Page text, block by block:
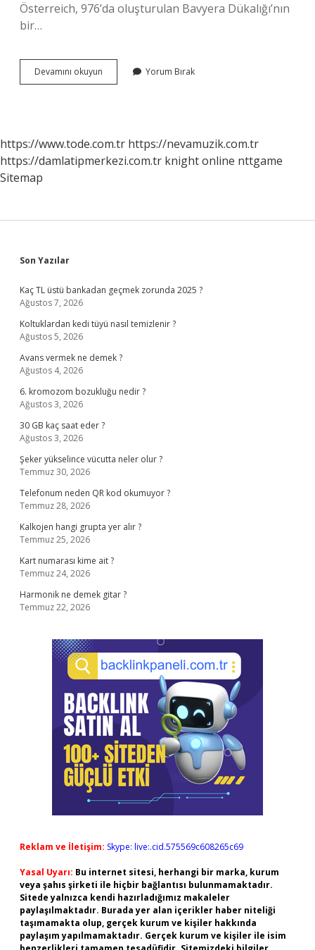
Österreich, 976’da oluşturulan Bavyera Dükalığı’nın
bir…
Devamını okuyun Avusturya
Alman
Yorum Bırak
https://www.tode.com.tr https://nevamuzik.com.tr
https://damlatipmerkezi.com.tr knight online nttgame
Sitemap
Sidebar
Son Yazılar
Kaç TL üstü bankadan geçmek zorunda 2025 ?
Ağustos 7, 2026
Koltuklardan kedi tüyü nasıl temizlenir ?
Ağustos 5, 2026
Avans vermek ne demek ?
Ağustos 4, 2026
6. kromozom bozukluğu nedir ?
Ağustos 3, 2026
30 GB kaç saat eder ?
Ağustos 3, 2026
Şeker yükselince vücutta neler olur ?
Temmuz 30, 2026
Telefonum neden QR kod okumuyor ?
Temmuz 28, 2026
Kalkojen hangi grupta yer alır ?
Temmuz 25, 2026
Kart numarası kime ait ?
Temmuz 24, 2026
Harmonik ne demek gitar ?
Temmuz 22, 2026
Reklam ve İletişim: Skype: live:.cid.575569c608265c69
Yasal Uyarı: Bu internet sitesi, herhangi bir marka, kurum
veya şahıs şirketi ile hiçbir bağlantısı bulunmamaktadır.
Sitede yalnızca kendi hazırladığımız makaleler
paylaşılmaktadır. Burada yer alan içerikler haber niteliği
taşımamakta olup, gerçek kurum ve kişiler hakkında
paylaşım yapılmamaktadır. Gerçek kurum ve kişiler ile isim